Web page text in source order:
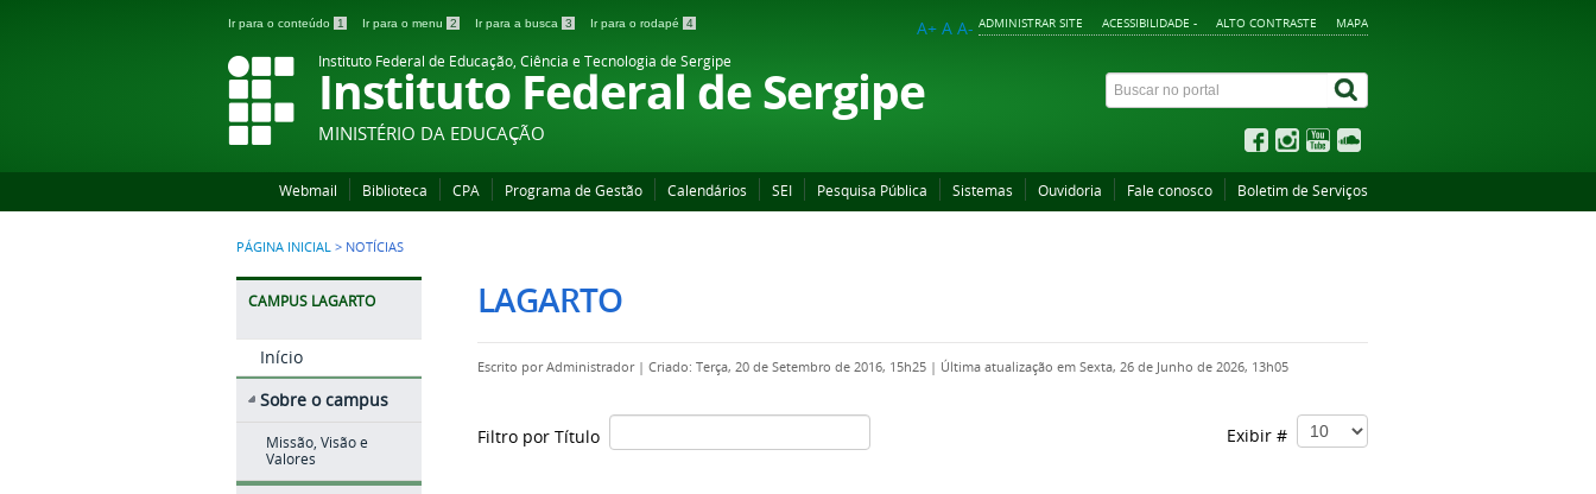
Ir para o conteúdo 1 Ir para o menu 2 Ir para a busca 3 Ir para o rodapé 4 ADMINISTRAR SITE ACESSIBILIDADE - ALTO CONTRASTE MAPA
A+ A A-
Instituto Federal de Educação, Ciência e Tecnologia de Sergipe
Instituto Federal de Sergipe
MINISTÉRIO DA EDUCAÇÃO
Webmail Biblioteca CPA Programa de Gestão Calendários SEI Pesquisa Pública Sistemas Ouvidoria Fale conosco Boletim de Serviços
PÁGINA INICIAL > NOTÍCIAS
CAMPUS LAGARTO
Início
Sobre o campus
Missão, Visão e
Valores
LAGARTO
Escrito porAdministrador | Criado: Terça, 20 de Setembro de 2016, 15h25 | Última atualização em Sexta, 26 de Junho de 2026, 13h05
Filtro por Título Exibir #